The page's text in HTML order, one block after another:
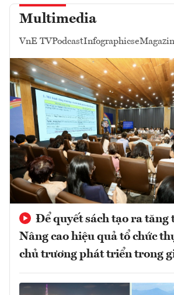
Multimedia
VnE TVPodcastInfographics
Để quyết sách tạo ra tăng
Nâng cao hiệu quả tổ chức
chủ trương phát triển trong